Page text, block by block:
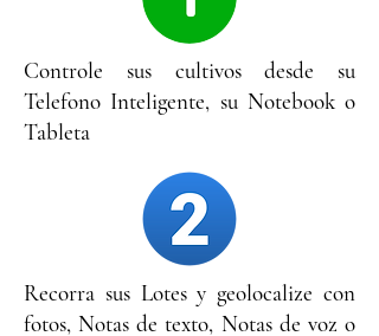
Controle sus cultivos desde su
Telefono Inteligente, su Notebook o
Tableta
Recorra sus Lotes y geolocalize con
fotos, Notas de texto, Notas de voz o